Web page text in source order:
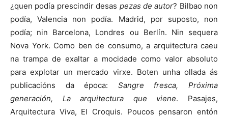
¿quen podía prescindir desas pezas de autor? Bilbao non
podía, Valencia non podía. Madrid, por suposto, non
podía; nin Barcelona, Londres ou Berlín. Nin sequera
Nova York. Como ben de consumo, a arquitectura caeu
na trampa de exaltar a mocidade como valor absoluto
para explotar un mercado virxe. Boten unha ollada ás
publicacións da época: Sangre fresca, Próxima
generación, La arquitectura que viene. Pasajes,
Arquitectura Viva, El Croquis. Poucos pensaron entón